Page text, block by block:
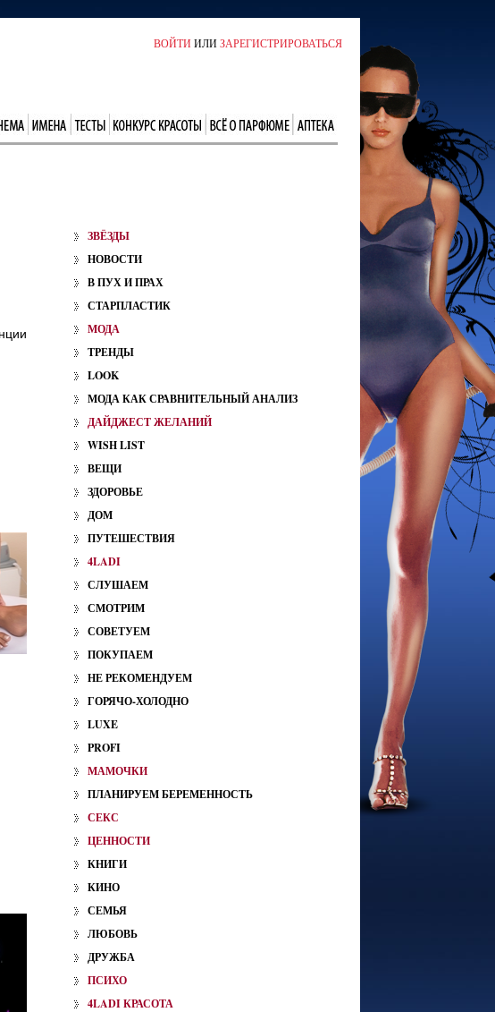
ВОЙТИИЛИЗАРЕГИСТРИРОВАТЬСЯ
ЗВЁЗДЫ
НОВОСТИ
В ПУХ И ПРАХ
СТАРПЛАСТИК
МОДА
ТРЕНДЫ
LOOK
МОДА КАК СРАВНИТЕЛЬНЫЙ АНАЛИЗ
ДАЙДЖЕСТ ЖЕЛАНИЙ
WISH LIST
ВЕЩИ
ЗДОРОВЬЕ
ДОМ
ПУТЕШЕСТВИЯ
4LADI
СЛУШАЕМ
СМОТРИМ
СОВЕТУЕМ
ПОКУПАЕМ
НЕ РЕКОМЕНДУЕМ
ГОРЯЧО-ХОЛОДНО
LUXE
PROFI
МАМОЧКИ
ПЛАНИРУЕМ БЕРЕМЕННОСТЬ
СЕКС
ЦЕННОСТИ
КНИГИ
КИНО
СЕМЬЯ
ЛЮБОВЬ
ДРУЖБА
ПСИХО
4LADI КРАСОТА